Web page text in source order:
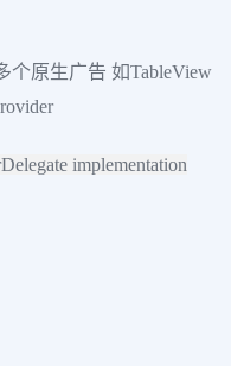
个原生广告 如TableView
implementation